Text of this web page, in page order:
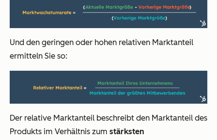
Und den geringen oder hohen relativen Marktanteil
ermitteln Sie so:
Der relative Marktanteil beschreibt den Marktanteil des
Produkts im Verhältnis zum stärksten